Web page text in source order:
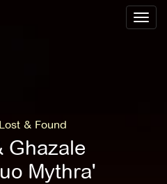
Toggle
Lost & Found
Ghazale
Mythra'